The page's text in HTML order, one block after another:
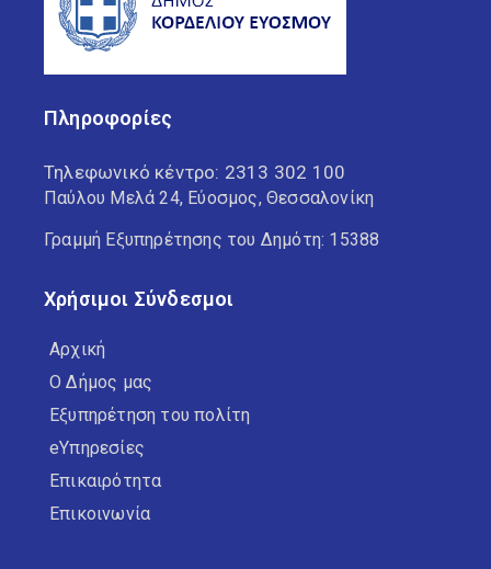
Πληροφορίες
Τηλεφωνικό κέντρο: 2313 302 100
Παύλου Μελά 24, Εύοσμος, Θεσσαλονίκη
Γραμμή Εξυπηρέτησης του Δημότη: 15388
Χρήσιμοι Σύνδεσμοι
Αρχική
Ο Δήμος μας
Εξυπηρέτηση του πολίτη
eΥπηρεσίες
Επικαιρότητα
Επικοινωνία